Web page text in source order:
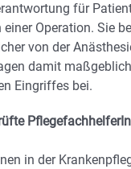
für
Operation. Sie
von der
damit
Eingriffes bei.
in der